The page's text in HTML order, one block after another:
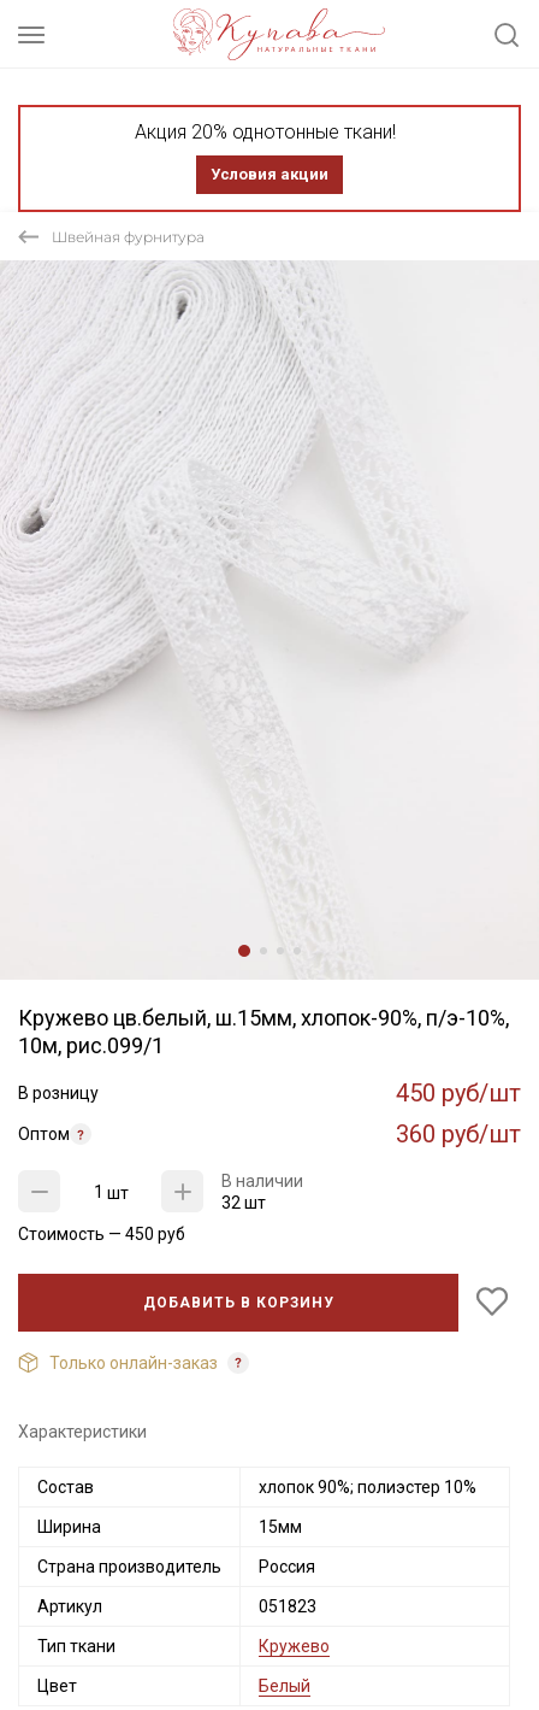
Акция 20% однотонные ткани!
Условия акции
Швейная фурнитура
Кружево цв.белый, ш.15мм, хлопок-90%, п/э-10%,
10м, рис.099/1
В розницу 450 руб/шт
Оптом 360 руб/шт
шт
В наличии
32 шт
Стоимость — 450 руб
ДОБАВИТЬ В КОРЗИНУ
Только онлайн-заказ
Характеристики
Состав хлопок 90%; полиэстер 10%
Ширина 15мм
Страна производитель Россия
Артикул 051823
Тип ткани Кружево
Цвет Белый